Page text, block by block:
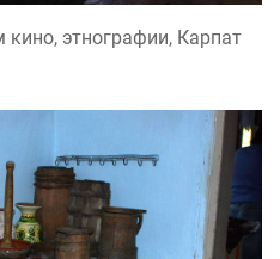
кино, этнографии, Карпат